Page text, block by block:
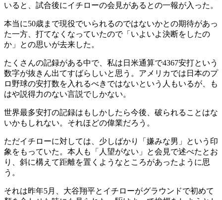
いると、試合後にイチローの会見があるとの一報が入った。
本当に50歳まで現役でいられるのではないかとの期待があっ
た一方、打てなくなっていたので「いよいよ決断をしたの
か」との思いが去来した。
たくさんの記録がある中で、私は日米通算で4367安打という
数字が抜きん出てすばらしいと思う。アメリカでは日本のプ
ロ野球の安打数を入れるべきではないという人もいるが、も
はや説得力のない言説でしかない。
世界最多安打の記録はもしかしたら今後、破られることはな
いかもしれない。それほどの偉業だろう。
ただイチローに対しては、少しばかり「嫌みな男」という印
象をもっていた。本人も「人望がない」と会見で述べたとお
り、斜に構えて距離を置くようなところがあったように思
う。
それは昨年5月、大谷翔平とイチローがグラウンドで初めて